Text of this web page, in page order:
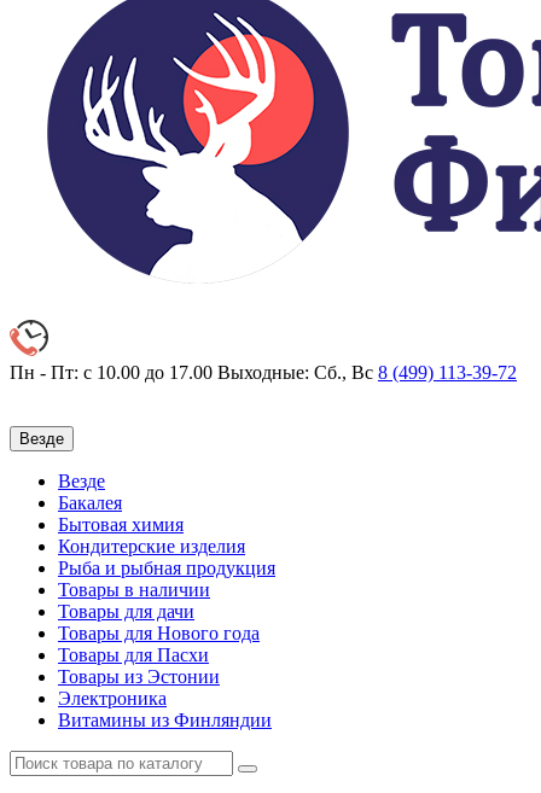
Пн - Пт: с 10.00 до 17.00 Выходные: Сб., Вс 8 (499) 113-39-72
Везде
Везде
Бакалея
Бытовая химия
Кондитерские изделия
Рыба и рыбная продукция
Товары в наличии
Товары для дачи
Товары для Нового года
Товары для Пасхи
Товары из Эстонии
Электроника
Витамины из Финляндии